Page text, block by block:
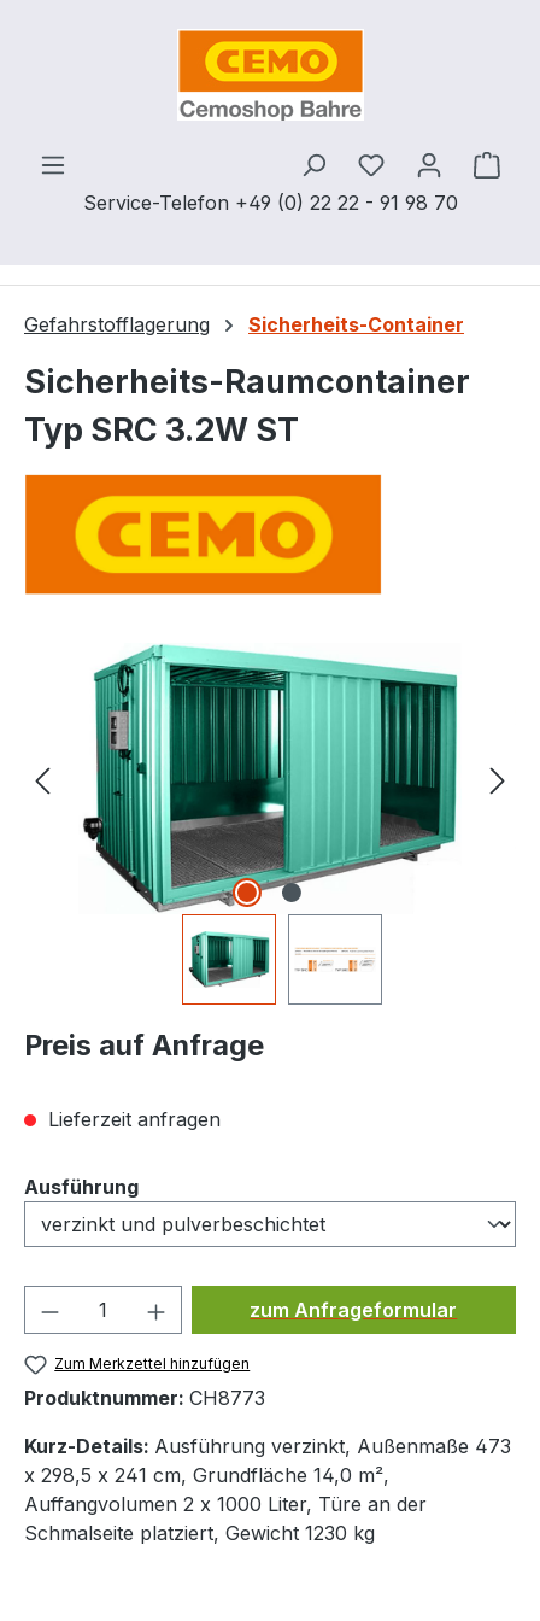
Zum Hauptinhalt springen
Service-Telefon +49 (0) 22 22 - 91 98 70
Du hast 0
Gefahrstofflagerung Sicherheits-Container
Sicherheits-Raumcontainer
Typ SRC 3.2W ST
Bildergalerie überspringen
Preis auf Anfrage
Lieferzeit anfragen
Ausführungauswählen
Produkt Anzahl: Gib den
zum Anfrageformular
Zum Merkzettel hinzufügen
Produktnummer: CH8773
Kurz-Details: Ausführung verzinkt, Außenmaße 473
x 298,5 x 241 cm, Grundfläche 14,0 m²,
Auffangvolumen 2 x 1000 Liter, Türe an der
Schmalseite platziert, Gewicht 1230 kg